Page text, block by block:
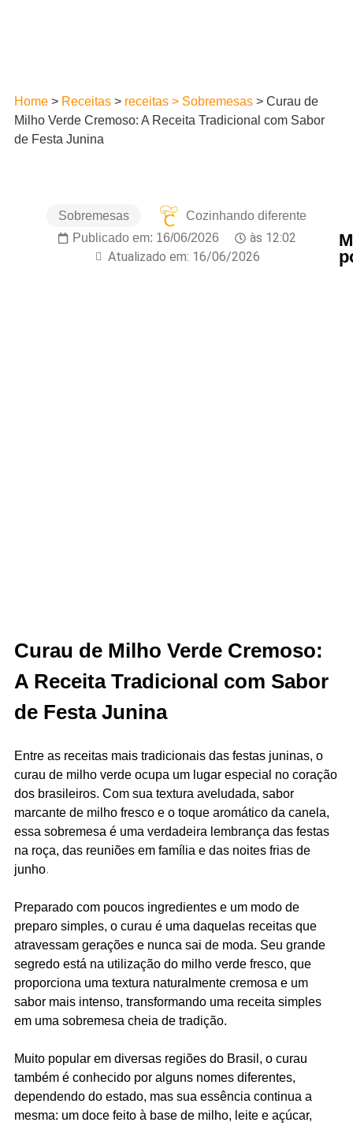
Home> Receitas> receitas > Sobremesas> Curau de
Milho Verde Cremoso: A Receita Tradicional com Sabor
de Festa Junina
Sobremesas
Cozinhando diferente
Publicado em: 16/06/2026 às 12:02
Atualizado em: 16/06/2026
Curau de Milho Verde Cremoso:
A Receita Tradicional com Sabor
de Festa Junina
Entre as receitas mais tradicionais das festas juninas, o
curau de milho verde ocupa um lugar especial no coração
dos brasileiros. Com sua textura aveludada, sabor
marcante de milho fresco e o toque aromático da canela,
essa sobremesa é uma verdadeira lembrança das festas
na roça, das reuniões em família e das noites frias de
junho.
Preparado com poucos ingredientes e um modo de
preparo simples, o curau é uma daquelas receitas que
atravessam gerações e nunca sai de moda. Seu grande
segredo está na utilização do milho verde fresco, que
proporciona uma textura naturalmente cremosa e um
sabor mais intenso, transformando uma receita simples
em uma sobremesa cheia de tradição.
Muito popular em diversas regiões do Brasil, o curau
também é conhecido por alguns nomes diferentes,
dependendo do estado, mas sua essência continua a
mesma: um doce feito à base de milho, leite e açúcar,